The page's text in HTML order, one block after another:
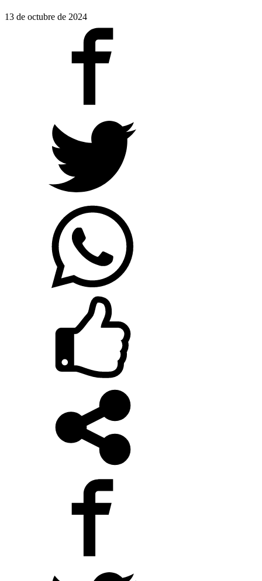
13 de octubre de 2024